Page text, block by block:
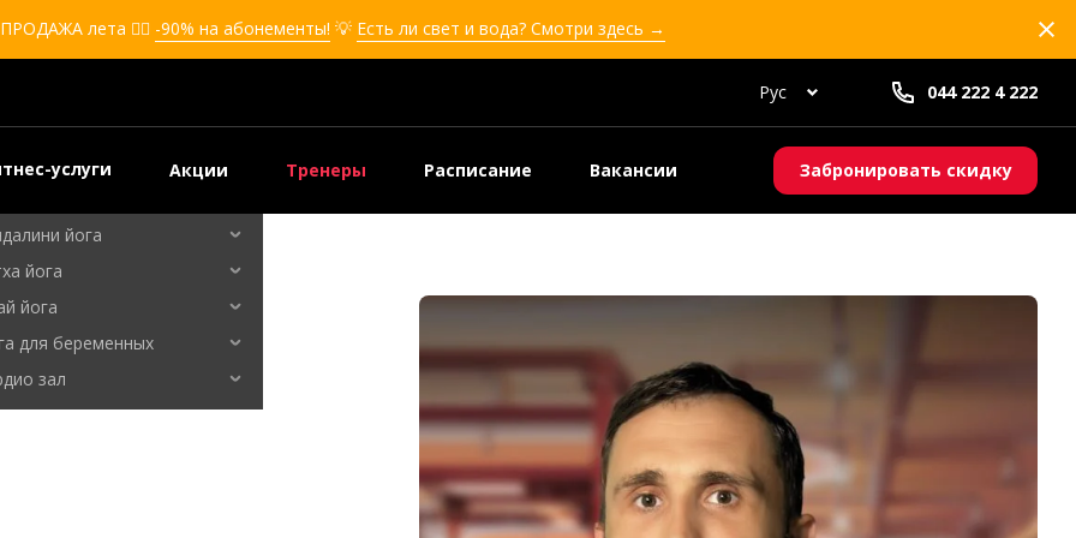
лета ❤️‍🔥 -90% на абонементы! 💡 Есть ли свет и вода? Смотри здесь →
Рус 044 222 4 222
услуги
для девушек
для детей
для девушек
для детей
йога
йога
йога
для беременных
зал
Акции Тренеры Расписание Вакансии Забронировать скидку